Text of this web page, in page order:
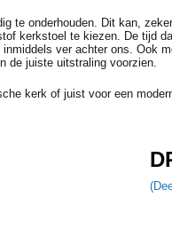
te onderhouden. Dit kan,
kerkstoel te kiezen. De tijd
ver achter ons. Ook
de juiste uitstraling voorzien.
kerk of juist voor een